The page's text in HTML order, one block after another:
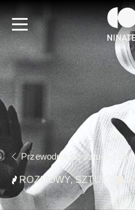
Przewodnik po sztuce |
ROZMOWY, SZTUKA